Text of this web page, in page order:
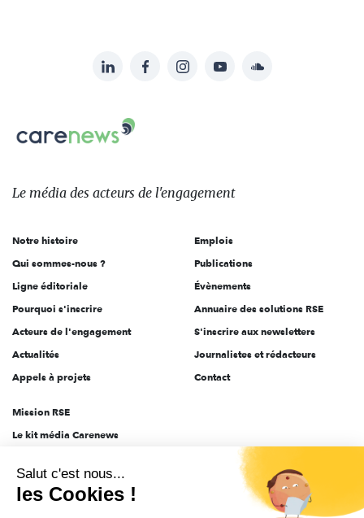
sur:
LinkedInFacebookInstagramYouTubeSoundcloud
Le
des
l'engagement
Le média des acteurs de l'engagement
Notre histoire
Qui sommes-nous ?
Ligne éditoriale
Pourquoi s'inscrire
Acteurs de l'engagement
Actualités
Appels à projets
Emplois
Publications
Évènements
Annuaire des solutions RSE
S'inscrire aux newsletters
Journalistes et rédacteurs
Contact
Mission RSE
Le kit média Carenews
AEF info
Novethic
Salut c'est nous...
les Cookies !